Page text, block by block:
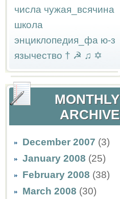
числа чужая_всячина
школа
энциклопедия_фа ю-з
язычество † ☭ ♫ ✡
MONTHLY
ARCHIVE
December 2007 (3)
January 2008 (25)
February 2008 (38)
March 2008 (30)